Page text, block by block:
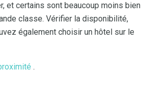
et certains sont beaucoup moins bien
classe. Vérifier la disponibilité,
également choisir un hôtel sur le
.